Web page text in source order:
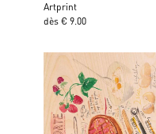
Artprint
dès € 9.00